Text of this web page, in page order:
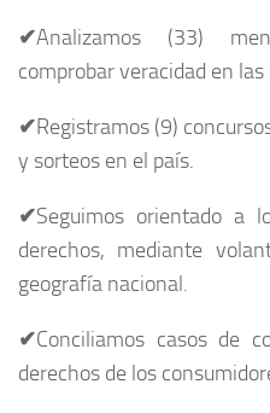
✔Analizamos (33)
comprobar veracidad en
✔Registramos (9)
y sorteos en el país.
✔Seguimos orientado a
derechos, mediante
geografía nacional.
✔Conciliamos casos de
derechos de los